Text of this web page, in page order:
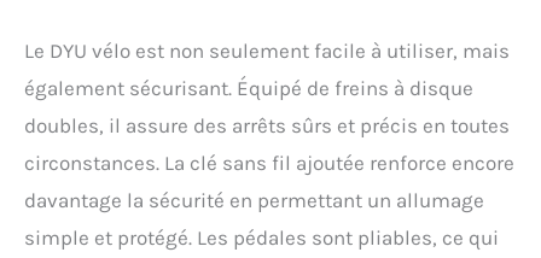
Le DYU vélo est non seulement facile à utiliser, mais
également sécurisant. Équipé de freins à disque
doubles, il assure des arrêts sûrs et précis en toutes
circonstances. La clé sans fil ajoutée renforce encore
davantage la sécurité en permettant un allumage
simple et protégé. Les pédales sont pliables, ce qui